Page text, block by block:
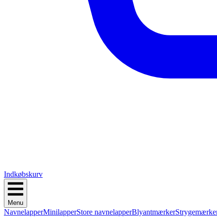
Indkøbskurv
Menu
NavnelapperMinilapperStore navnelapperBlyantmærker